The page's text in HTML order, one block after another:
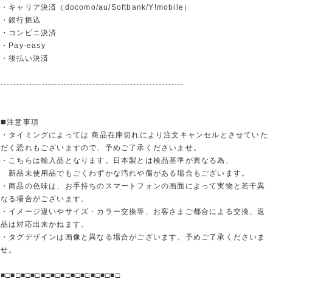
・キャリア決済（docomo/au/Softbank/Y!mobile）
・銀行振込
・コンビニ決済
・Pay-easy
・後払い決済
----------------------------------------------------------
◼️注意事項
・タイミングによっては 商品在庫切れにより注文キャンセルとさせていた
だく恐れもございますので、予めご了承くださいませ。
・こちらは輸入品となります。日本製とは検品基準が異なる為、
新品未使用品でもごくわずかな汚れや傷がある場合もございます。
・商品の色味は、お手持ちのスマートフォンの画面によって実物と若干異
なる場合がございます。
・イメージ違いやサイズ・カラー交換等、お客さまご都合による交換、返
品は対応出来かねます。
・タグデザインは画像と異なる場合がございます。予めご了承くださいま
せ。
■□■□■□■□■□■□■□■□■□■□■□■□